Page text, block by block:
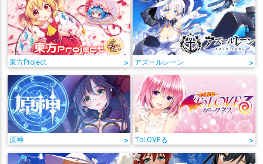
東方Project > アズールレーン >
原神 > ToLOVEる >